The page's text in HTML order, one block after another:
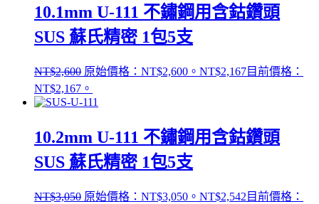
10.1mm U-111 不鏽鋼用含鈷鑽頭
SUS 蘇氏精密 1包5支
NT$2,600 原始價格：NT$2,600。 NT$2,167目前價格：
NT$2,167。
10.2mm U-111 不鏽鋼用含鈷鑽頭
SUS 蘇氏精密 1包5支
NT$3,050 原始價格：NT$3,050。 NT$2,542 目前價格：